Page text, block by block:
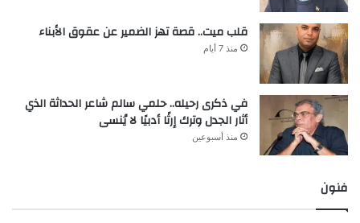
قلب ميت.. قصة تهز الضمير عن عقوق الأبناء
منذ 7 أيام
في ذكرى رحيله.. حلمي سالم شاعر الحداثة الذي
أثار الجدل وترك إرثًا أدبيًا لا يُنسى
منذ أسبوعين
فنون